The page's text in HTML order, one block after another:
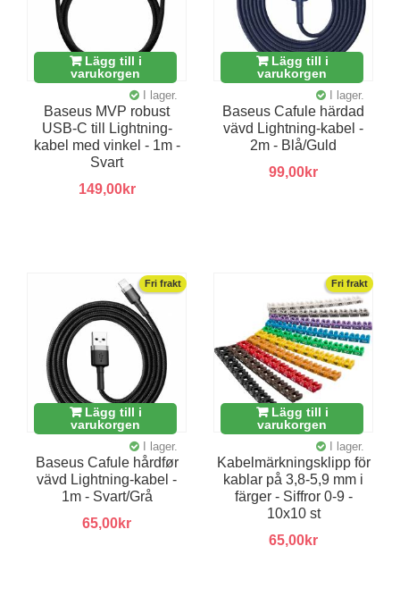
Lägg till i
varukorgen
I lager.
Baseus MVP robust
USB-C till Lightning-
kabel med vinkel - 1m -
Svart
149,00kr
Lägg till i
varukorgen
I lager.
Baseus Cafule härdad
vävd Lightning-kabel -
2m - Blå/Guld
99,00kr
Fri frakt
Lägg till i
varukorgen
I lager.
Baseus Cafule hårdfør
vävd Lightning-kabel -
1m - Svart/Grå
65,00kr
Fri frakt
Lägg till i
varukorgen
I lager.
Kabelmärkningsklipp för
kablar på 3,8-5,9 mm i
färger - Siffror 0-9 -
10x10 st
65,00kr